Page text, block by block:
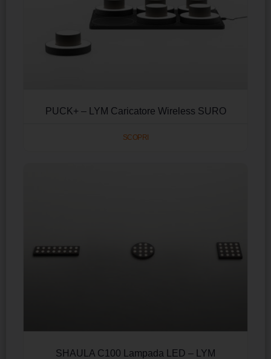
PUCK+ – LYM Caricatore Wireless SURO
SCOPRI
SHAULA C100 Lampada LED – LYM